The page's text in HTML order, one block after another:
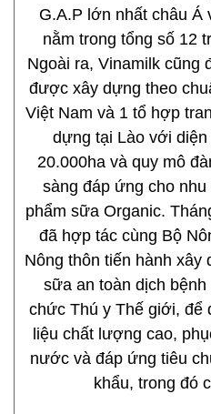
G.A.P lớn nhất châu Á
nằm trong tổng số 12
Ngoài ra, Vinamilk cũng
được xây dựng theo
Việt Nam và 1 tổ hợp
dựng tại Lào với
20.000ha và quy mô
sàng đáp ứng cho
phẩm sữa Organic.
đã hợp tác cùng Bộ
Nông thôn tiến hành xây
sữa an toàn dịch
chức Thú y Thế giới, để
liệu chất lượng cao,
nước và đáp ứng tiêu
khẩu, trong đó